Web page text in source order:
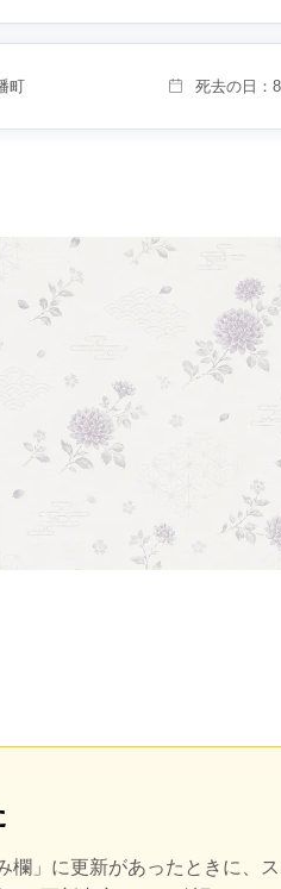
町 死去の日：
欄」に更新があったときに、